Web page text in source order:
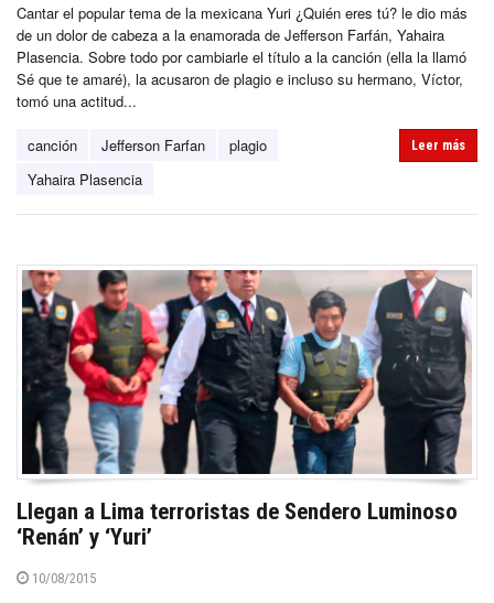
Cantar el popular tema de la mexicana Yuri ¿Quién eres tú? le dio más
de un dolor de cabeza a la enamorada de Jefferson Farfán, Yahaira
Plasencia. Sobre todo por cambiarle el título a la canción (ella la llamó
Sé que te amaré), la acusaron de plagio e incluso su hermano, Víctor,
tomó una actitud...
canción Jefferson Farfan
plagio
Yahaira Plasencia
Leer más
Llegan a Lima terroristas de Sendero Luminoso
‘Renán’ y ‘Yuri’
10/08/2015